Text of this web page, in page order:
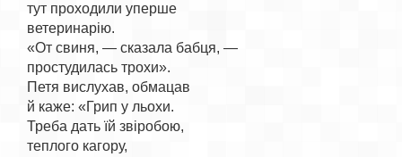
тут проходили уперше
ветеринарію.
«От свиня, — сказала бабця, —
простудилась трохи».
Петя вислухав, обмацав
й каже: «Грип у льохи.
Треба дать їй звіробою,
теплого кагору,